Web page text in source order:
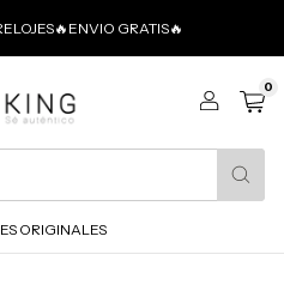
GRATIS🔥
0
ORIGINALES